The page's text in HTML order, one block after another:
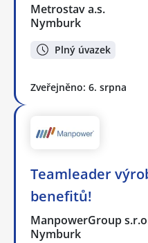
Metrostav a.s.
Nymburk
Plný úvazek
Zveřejněno: 6. srpna
Teamleader
benefitů!
ManpowerGroup
Nymburk